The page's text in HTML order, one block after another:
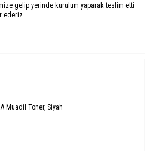
gelip yerinde kurulum yaparak teslim etti
ederiz.
Muadil Toner, Siyah